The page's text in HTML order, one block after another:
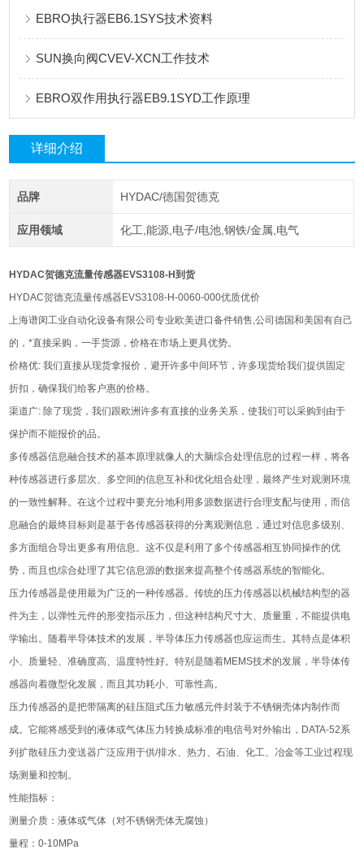
EBRO执行器EB6.1SYS技术资料
SUN换向阀CVEV-XCN工作技术
EBRO双作用执行器EB9.1SYD工作原理
详细介绍
品牌 HYDAC/德国贺德克
应用领域 化工,能源,电子/电池,钢铁/金属,电气
HYDAC贺德克流量传感器EVS3108-H到货
HYDAC贺德克流量传感器EVS3108-H-0060-000优质优价
上海谱闵工业自动化设备有限公司专业欧美进口备件销售,公司德国和美国有自己
的，*直接采购，一手货源，价格在市场上更具优势。
价格优: 我们直接从现货拿报价，避开许多中间环节，许多现货给我们提供固定
折扣，确保我们给客户惠的价格。
渠道广: 除了现货，我们跟欧洲许多有直接的业务关系，使我们可以采购到由于
保护而不能报价的品。
多传感器信息融合技术的基本原理就像人的大脑综合处理信息的过程一样，将各
种传感器进行多层次、多空间的信息互补和优化组合处理，最终产生对观测环境
的一致性解释。在这个过程中要充分地利用多源数据进行合理支配与使用，而信
息融合的最终目标则是基于各传感器获得的分离观测信息，通过对信息多级别、
多方面组合导出更多有用信息。这不仅是利用了多个传感器相互协同操作的优
势，而且也综合处理了其它信息源的数据来提高整个传感器系统的智能化。
压力传感器是使用最为广泛的一种传感器。传统的压力传感器以机械结构型的器
件为主，以弹性元件的形变指示压力，但这种结构尺寸大、质量重，不能提供电
学输出。随着半导体技术的发展，半导体压力传感器也应运而生。其特点是体积
小、质量轻、准确度高、温度特性好。特别是随着MEMS技术的发展，半导体传
感器向着微型化发展，而且其功耗小、可靠性高。
压力传感器的是把带隔离的硅压阻式压力敏感元件封装于不锈钢壳体内制作而
成。它能将感受到的液体或气体压力转换成标准的电信号对外输出，DATA-52系
列扩散硅压力变送器广泛应用于供/排水、热力、石油、化工、冶金等工业过程现
场测量和控制。
性能指标：
测量介质：液体或气体（对不锈钢壳体无腐蚀）
量程：0-10MPa